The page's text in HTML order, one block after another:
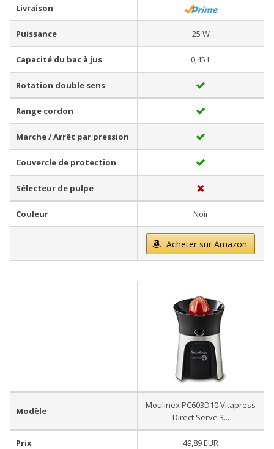
Livraison
Puissance 25 W
Capacité du bac à jus 0,45 L
Rotation double sens
Range cordon
Marche / Arrêt par pression
Couvercle de protection
Sélecteur de pulpe
Couleur Noir
Acheter sur Amazon
Modèle
Moulinex PC603D10 Vitapress
Direct Serve 3...
Prix 49,89 EUR